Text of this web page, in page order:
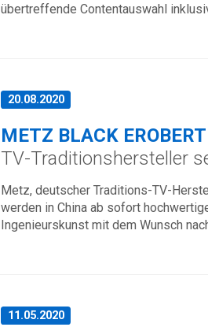
übertreffende Contentauswahl
20.08.2020
METZ BLACK
TV-Traditionshersteller
Metz, deutscher Traditions-TV-
werden in China ab sofort
Ingenieurskunst mit dem Wunsch
11.05.2020